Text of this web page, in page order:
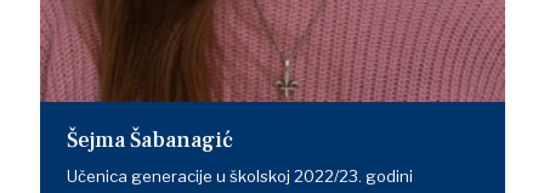
Šejma Šabanagić
Učenica generacije u školskoj 2022/23. godini